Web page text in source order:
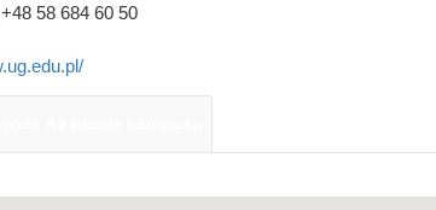
58 684 60 50